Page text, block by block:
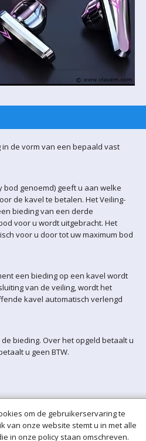
de vorm van een bepaald vast
bod genoemd) geeft u aan welke
de kavel te betalen. Het Veiling-
bieding van een derde
voor u wordt uitgebracht. Het
voor u door tot uw maximum bod
een bieding op een kavel wordt
van de veiling, wordt het
kavel automatisch verlengd
bieding. Over het opgeld betaalt u
u geen BTW.
om de gebruikerservaring te
van onze website stemt u in met alle
in onze policy staan omschreven.